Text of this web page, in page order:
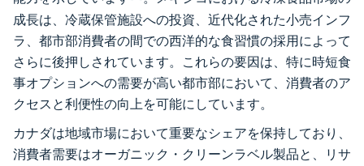
成長は、冷蔵保管施設への投資、近代化された小売インフ
ラ、都市部消費者の間での西洋的な食習慣の採用によって
さらに後押しされています。これらの要因は、特に時短食
事オプションへの需要が高い都市部において、消費者のア
クセスと利便性の向上を可能にしています。
カナダは地域市場において重要なシェアを保持しており、
消費者需要はオーガニック・クリーンラベル製品と、リサ